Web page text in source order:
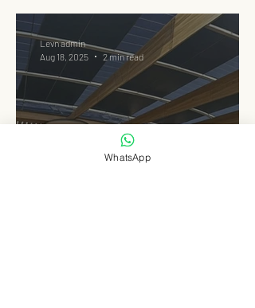
Levn admin
Aug 18, 2025
2 min read
WhatsApp